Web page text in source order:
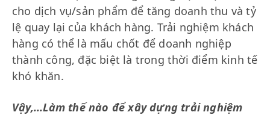
cho dịch vụ/sản phẩm để tăng doanh thu và tỷ
lệ quay lại của khách hàng. Trải nghiệm khách
hàng có thể là mấu chốt để doanh nghiệp
thành công, đặc biệt là trong thời điểm kinh tế
khó khăn.
Vậy,...Làm thế nào để xây dựng trải nghiệm